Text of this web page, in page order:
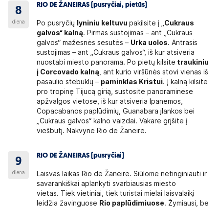
8
diena
RIO DE ŽANEIRAS (pusryčiai, pietūs)
Po pusryčių lyniniu keltuvupakilsite į „ Cukraus
galvos“ kalną. Pirmas sustojimas – ant „Cukraus
galvos“ mažesnės sesutės – Urka uolos. Antrasis
sustojimas – ant „Cukraus galvos“, iš kur atsiveria
nuostabi miesto panorama. Po pietų kilsite traukiniu
į Corcovado kalną , ant kurio viršūnės stovi vienas iš
pasaulio stebuklų – paminklas Kristui. Į kalną kilsite
pro tropinę Tijucą girią, sustosite panoraminėse
apžvalgos vietose, iš kur atsiveria Ipanemos,
Copacabanos paplūdimių, Guanabara įlankos bei
„Cukraus galvos“ kalno vaizdai. Vakare grįšite į
viešbutį. Nakvynė Rio de Žaneire.
9
diena
RIO DE ŽANEIRAS (pusryčiai)
Laisvas laikas Rio de Žaneire. Siūlome netinginiauti ir
savarankiškai aplankyti svarbiausias miesto
vietas. Tiek vietiniai, tiek turistai mielai laisvalaikį
leidžia žavinguose Rio paplūdimiuose. Žymiausi, be